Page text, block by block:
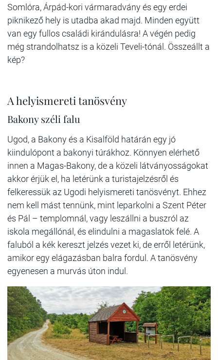
Somlóra, Árpád-kori vármaradvány és egy erdei
piknikező hely is utadba akad majd. Minden együtt
van egy fullos családi kirándulásra! A végén pedig
még strandolhatsz is a közeli Teveli-tónál. Összeállt a
kép?
A helyismereti tanösvény
Bakony széli falu
Ugod, a Bakony és a Kisalföld határán egy jó
kiindulópont a bakonyi túrákhoz. Könnyen elérhető
innen a Magas-Bakony, de a közeli látványosságokat
akkor érjük el, ha letérünk a turistajelzésről és
felkeressük az Ugodi helyismereti tanösvényt. Ehhez
nem kell mást tennünk, mint leparkolni a Szent Péter
és Pál – templomnál, vagy leszállni a buszról az
iskola megállónál, és elindulni a magaslatok felé. A
faluból a kék kereszt jelzés vezet ki, de erről letérünk,
amikor egy elágazásban balra fordul. A tanösvény
egyenesen a murvás úton indul.